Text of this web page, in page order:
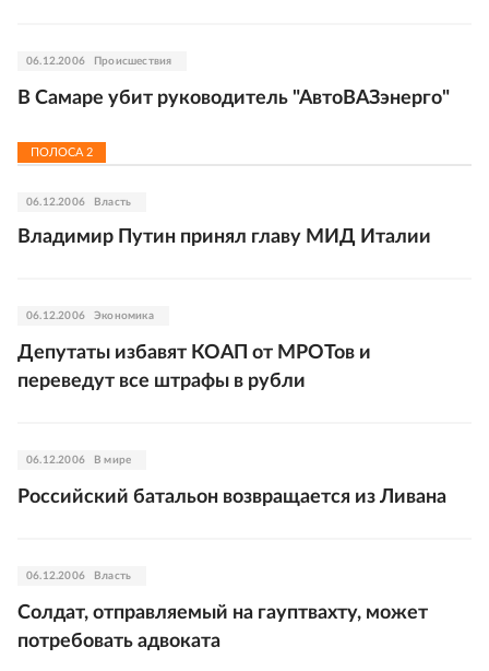
06.12.2006 Происшествия
В Самаре убит руководитель "АвтоВАЗэнерго"
ПОЛОСА 2
06.12.2006 Власть
Владимир Путин принял главу МИД Италии
06.12.2006 Экономика
Депутаты избавят КОАП от МРОТов и
переведут все штрафы в рубли
06.12.2006 В мире
Российский батальон возвращается из Ливана
06.12.2006 Власть
Солдат, отправляемый на гауптвахту, может
потребовать адвоката